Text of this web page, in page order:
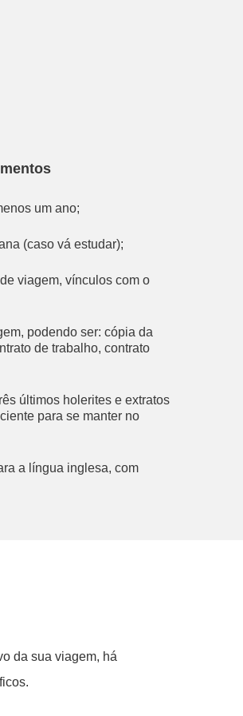
um ano;
(caso vá estudar);
viagem, vínculos com o
podendo ser: cópia da
de trabalho, contrato
últimos holerites e extratos
para se manter no
a língua inglesa, com
da sua viagem, há